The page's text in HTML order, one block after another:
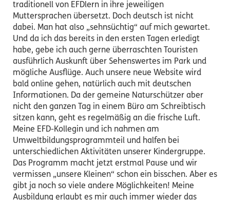
traditionell von EFDlern in ihre jeweiligen
Muttersprachen übersetzt. Doch deutsch ist nicht
dabei. Man hat also „sehnsüchtig“ auf mich gewartet.
Und da ich das bereits in den ersten Tagen erledigt
habe, gebe ich auch gerne überraschten Touristen
ausführlich Auskunft über Sehenswertes im Park und
mögliche Ausflüge. Auch unsere neue Website wird
bald online gehen, natürlich auch mit deutschen
Informationen. Da der gemeine Naturschützer aber
nicht den ganzen Tag in einem Büro am Schreibtisch
sitzen kann, geht es regelmäßig an die frische Luft.
Meine EFD-Kollegin und ich nahmen am
Umweltbildungsprogrammteil und halfen bei
unterschiedlichen Aktivitäten unserer Kindergruppe.
Das Programm macht jetzt erstmal Pause und wir
vermissen „unsere Kleinen“ schon ein bisschen. Aber es
gibt ja noch so viele andere Möglichkeiten! Meine
Ausbildung erlaubt es mir auch immer wieder das